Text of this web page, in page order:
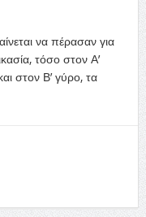
να πέρασαν για
τόσο στον Α’
στον Β’ γύρο, τα